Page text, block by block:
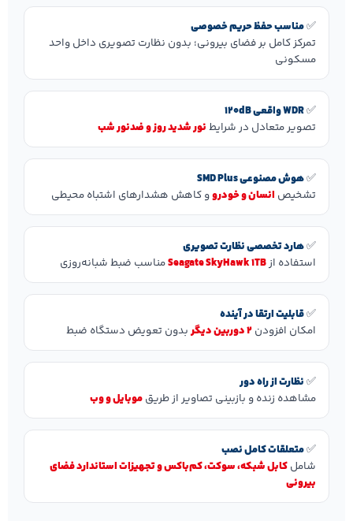
✅مناسب حفظ حریم خصوصی
تمرکز کامل بر فضای بیرونی؛ بدون نظارت تصویری داخل واحد
مسکونی
✅WDR واقعی 120dB
تصویر متعادل در شرایطنور شدید روز و ضدنور شب
✅هوش مصنوعی SMD Plus
تشخیص انسان و خودروو کاهش هشدارهای اشتباه محیطی
✅هارد تخصصی نظارت تصویری
استفاده ازSeagate SkyHawk 1TBمناسب ضبط شبانه‌روزی
✅قابلیت ارتقا در آینده
امکان افزودن۲ دوربین دیگر بدون تعویض دستگاه ضبط
✅نظارت از راه دور
مشاهده زنده و بازبینی تصاویر از طریقموبایل و وب
✅متعلقات کامل نصب
شاملکابل شبکه، سوکت، کم‌باکس و تجهیزات استاندارد فضای
بیرونی